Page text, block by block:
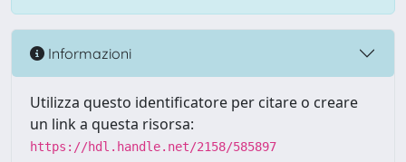
Informazioni
Utilizza questo identificatore per citare o creare
un link a questa risorsa:
https://hdl.handle.net/2158/585897